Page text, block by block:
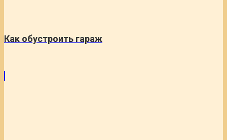
Как обустроить гараж